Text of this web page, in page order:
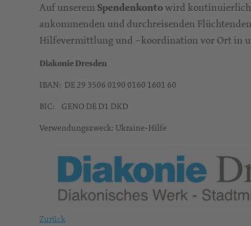
Auf unseremSpendenkontowird kontinuierlich
ankommenden und durchreisenden
Hilfevermittlung und –koordination vor Ort in
Diakonie Dresden
IBAN: DE 29 3506 0190 0160 1601 60
BIC: GENO DE D1 DKD
Verwendungszweck: Ukraine-Hilfe
Zurück